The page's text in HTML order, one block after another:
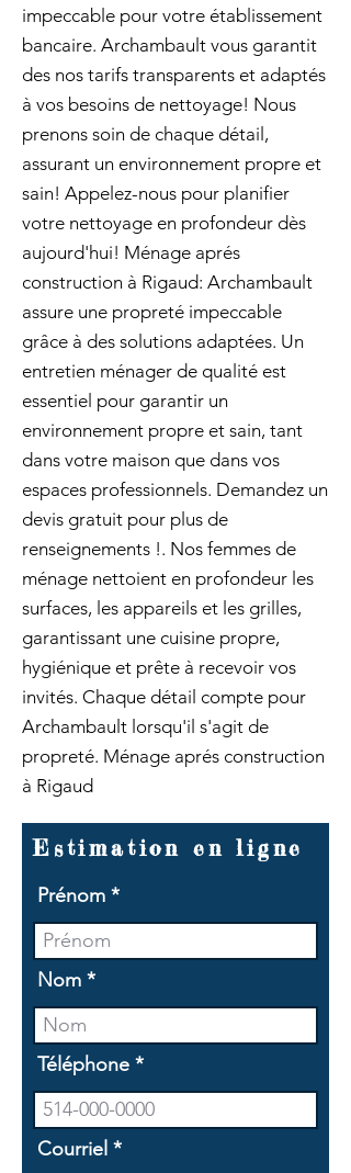
impeccable pour votre établissement
bancaire. Archambault vous garantit
des nos tarifs transparents et adaptés
à vos besoins de nettoyage! Nous
prenons soin de chaque détail,
assurant un environnement propre et
sain! Appelez-nous pour planifier
votre nettoyage en profondeur dès
aujourd'hui! Ménage aprés
construction à Rigaud: Archambault
assure une propreté impeccable
grâce à des solutions adaptées. Un
entretien ménager de qualité est
essentiel pour garantir un
environnement propre et sain, tant
dans votre maison que dans vos
espaces professionnels. Demandez un
devis gratuit pour plus de
renseignements !. Nos femmes de
ménage nettoient en profondeur les
surfaces, les appareils et les grilles,
garantissant une cuisine propre,
hygiénique et prête à recevoir vos
invités. Chaque détail compte pour
Archambault lorsqu'il s'agit de
propreté. Ménage aprés construction
à Rigaud
Estimation en ligne
Prénom
Nom
Téléphone
Courriel